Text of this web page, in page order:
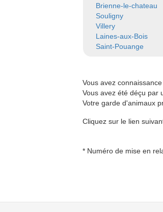
Brienne-le-chateau
Souligny
Villery
Laines-aux-Bois
Saint-Pouange
Vous avez
Vous avez été déçu par
Votre garde d'animaux
Cliquez sur le lien
* Numéro de mise en